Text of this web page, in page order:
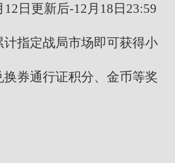
日更新后-12月18日23:59
指定战局市场即可获得小
换券通行证积分、金币等奖